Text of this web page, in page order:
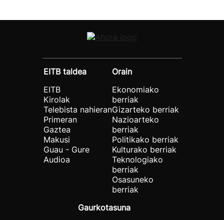
EITB taldea
EITB
Kirolak
Telebista nahieran
Primeran
Gaztea
Makusi
Guau - Gure
Audioa
Orain
Ekonomiako
berriak
Gizarteko berriak
Nazioarteko
berriak
Politikako berriak
Kulturako berriak
Teknologiako
berriak
Osasuneko
berriak
Gaurkotasuna